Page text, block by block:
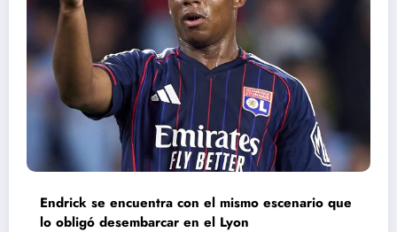
Endrick se encuentra con el mismo escenario que
lo obligó desembarcar en el Lyon